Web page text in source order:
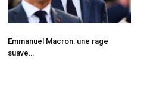
Emmanuel Macron: une rage
suave…